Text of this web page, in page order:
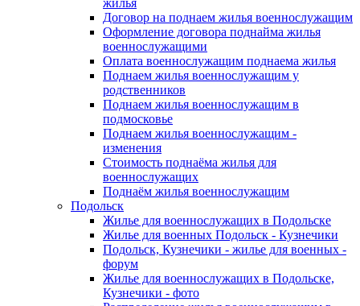
жилья
Договор на поднаем жилья военнослужащим
Оформление договора поднайма жилья
военнослужащими
Оплата военнослужащим поднаема жилья
Поднаем жилья военнослужащим у
родственников
Поднаем жилья военнослужащим в
подмосковье
Поднаем жилья военнослужащим -
изменения
Стоимость поднаёма жилья для
военнослужащих
Поднаём жилья военнослужащим
Подольск
Жилье для военнослужащих в Подольске
Жилье для военных Подольск - Кузнечики
Подольск, Кузнечики - жилье для военных -
форум
Жилье для военнослужащих в Подольске,
Кузнечики - фото